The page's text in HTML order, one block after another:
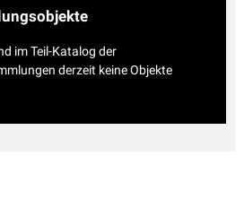
im Teil-Katalog der
derzeit keine Objekte